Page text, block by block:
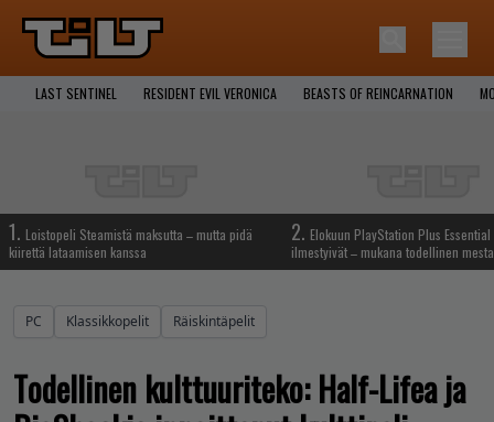
LAST SENTINEL RESIDENT EVIL VERONICA BEASTS OF REINCARNATION
1. Loistopeli Steamistä maksutta – mutta pidä
kiirettä lataamisen kanssa
2. Elokuun PlayStation Plus
ilmestyivät – mukana todellinen
PC Klassikkopelit Räiskintäpelit
Todellinen kulttuuriteko: Half-Lifea ja